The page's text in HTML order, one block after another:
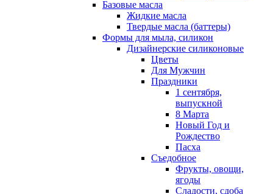
Базовые масла
Жидкие масла
Твердые масла (баттеры)
Формы для мыла, силикон
Дизайнерские силиконовые
Цветы
Для Мужчин
Праздники
1 сентября,
выпускной
8 Марта
Новый Год и
Рождество
Пасха
Съедобное
Фрукты, овощи,
ягоды
Сладости, сдоба